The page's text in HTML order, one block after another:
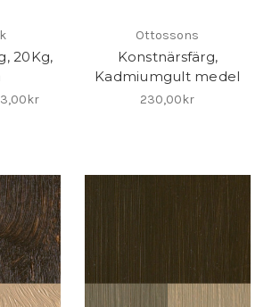
20Kg,
Ottossons
Konstnärsfärg,
Kadmiumgult medel
230,00kr